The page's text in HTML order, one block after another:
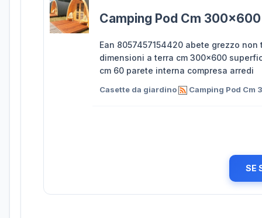
Camping Pod Cm 300x600
Ean 8057457154420 abete grezzo
dimensioni a terra cm 300x600
cm 60 parete interna compresa arredi
Casette da giardino Camping Pod
SE